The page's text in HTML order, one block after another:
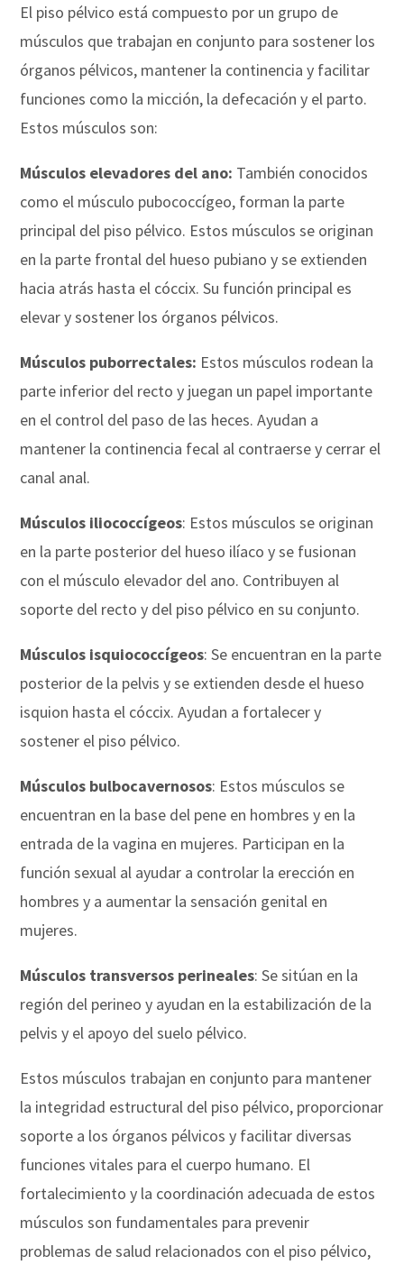
El piso pélvico está compuesto por un grupo de
músculos que trabajan en conjunto para sostener los
órganos pélvicos, mantener la continencia y facilitar
funciones como la micción, la defecación y el parto.
Estos músculos son:
Músculos elevadores del ano: También conocidos
como el músculo pubococcígeo, forman la parte
principal del piso pélvico. Estos músculos se originan
en la parte frontal del hueso pubiano y se extienden
hacia atrás hasta el cóccix. Su función principal es
elevar y sostener los órganos pélvicos.
Músculos puborrectales: Estos músculos rodean la
parte inferior del recto y juegan un papel importante
en el control del paso de las heces. Ayudan a
mantener la continencia fecal al contraerse y cerrar el
canal anal.
Músculos iliococcígeos: Estos músculos se originan
en la parte posterior del hueso ilíaco y se fusionan
con el músculo elevador del ano. Contribuyen al
soporte del recto y del piso pélvico en su conjunto.
Músculos isquiococcígeos: Se encuentran en la parte
posterior de la pelvis y se extienden desde el hueso
isquion hasta el cóccix. Ayudan a fortalecer y
sostener el piso pélvico.
Músculos bulbocavernosos: Estos músculos se
encuentran en la base del pene en hombres y en la
entrada de la vagina en mujeres. Participan en la
función sexual al ayudar a controlar la erección en
hombres y a aumentar la sensación genital en
mujeres.
Músculos transversos perineales: Se sitúan en la
región del perineo y ayudan en la estabilización de la
pelvis y el apoyo del suelo pélvico.
Estos músculos trabajan en conjunto para mantener
la integridad estructural del piso pélvico, proporcionar
soporte a los órganos pélvicos y facilitar diversas
funciones vitales para el cuerpo humano. El
fortalecimiento y la coordinación adecuada de estos
músculos son fundamentales para prevenir
problemas de salud relacionados con el piso pélvico,